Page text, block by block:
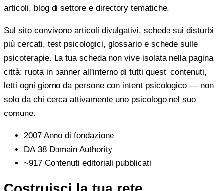
articoli, blog di settore e directory tematiche.
Sul sito convivono articoli divulgativi, schede sui disturbi
più cercati, test psicologici, glossario e schede sulle
psicoterapie. La tua scheda non vive isolata nella pagina
città: ruota in banner all'interno di tutti questi contenuti,
letti ogni giorno da persone con intent psicologico — non
solo da chi cerca attivamente uno psicologo nel suo
comune.
2007 Anno di fondazione
DA 38 Domain Authority
~917 Contenuti editoriali pubblicati